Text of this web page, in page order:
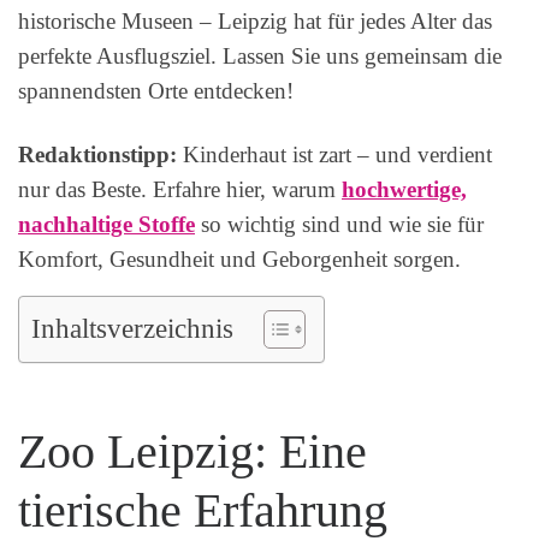
historische Museen – Leipzig hat für jedes Alter das
perfekte Ausflugsziel. Lassen Sie uns gemeinsam die
spannendsten Orte entdecken!
Redaktionstipp: Kinderhaut ist zart – und verdient
nur das Beste. Erfahre hier, warum hochwertige,
nachhaltige Stoffe so wichtig sind und wie sie für
Komfort, Gesundheit und Geborgenheit sorgen.
Inhaltsverzeichnis
Zoo Leipzig: Eine
tierische Erfahrung